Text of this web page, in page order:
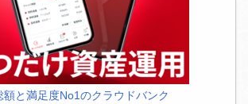
額と満足度No1のクラウドバンク